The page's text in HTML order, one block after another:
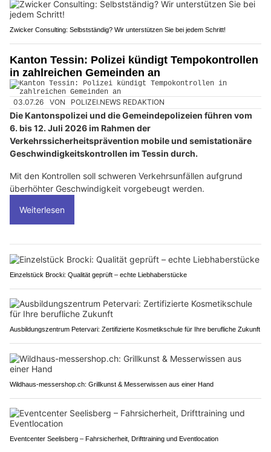
Zwicker Consulting: Selbstständig? Wir unterstützen Sie bei jedem Schritt!
Kanton Tessin: Polizei kündigt Tempokontrollen
in zahlreichen Gemeinden an
03.07.26 VON POLIZEI.NEWS REDAKTION
Die Kantonspolizei und die Gemeindepolizeien führen vom
6. bis 12. Juli 2026 im Rahmen der
Verkehrssicherheitsprävention mobile und semistationäre
Geschwindigkeitskontrollen im Tessin durch.
Mit den Kontrollen soll schweren Verkehrsunfällen aufgrund
überhöhter Geschwindigkeit vorgebeugt werden.
Weiterlesen
Einzelstück Brocki: Qualität geprüft – echte Liebhaberstücke
Ausbildungszentrum Petervari: Zertifizierte Kosmetikschule für Ihre berufliche Zukunft
Wildhaus-messershop.ch: Grillkunst & Messerwissen aus einer Hand
Eventcenter Seelisberg – Fahrsicherheit, Drifttraining und Eventlocation